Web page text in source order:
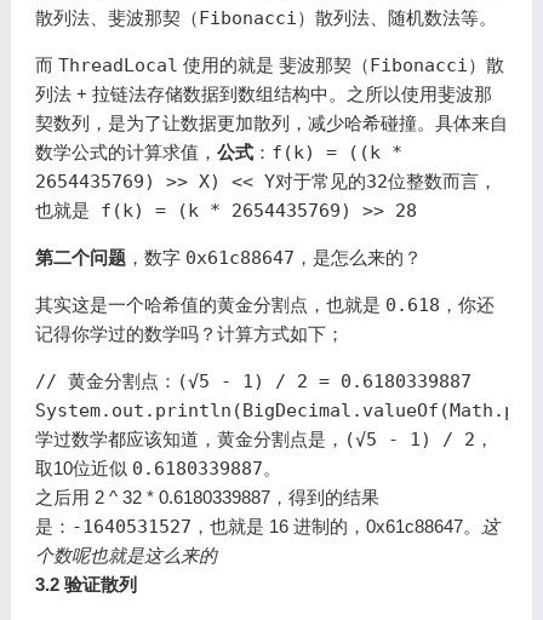
散列法、 斐波那契（Fibonacci）散列法、 随机数法等。
而 ThreadLocal 使用的就是 斐波那契（Fibonacci）散
列法+ 拉链法存储数据到数组结构中。之所以使用斐波那
契数列，是为了让数据更加散列，减少哈希碰撞。具体来自
数学公式的计算求值， 公式： f(k) = ((k *
2654435769) >> X) << Y对于常见的32位整数而言，
也就是 f(k) = (k * 2654435769) >> 28
第二个问题，数字 0x61c88647 ，是怎么来的？
其实这是一个哈希值的黄金分割点，也就是 0.618 ，你还
记得你学过的数学吗？计算方式如下；
// 黄金分割点：(√5 - 1) / 2 = 0.6180339887
System. out . println (BigDecimal . valueOf (Math . pow
学过数学都应该知道，黄金分割点是， (√5 - 1) / 2 ，
取10位近似 0.6180339887。
之后用 2 ^ 32 * 0.6180339887，得到的结果
是： -1640531527 ，也就是 16 进制的，0x61c88647。 这
个数呢也就是这么来的
3.2 验证散列